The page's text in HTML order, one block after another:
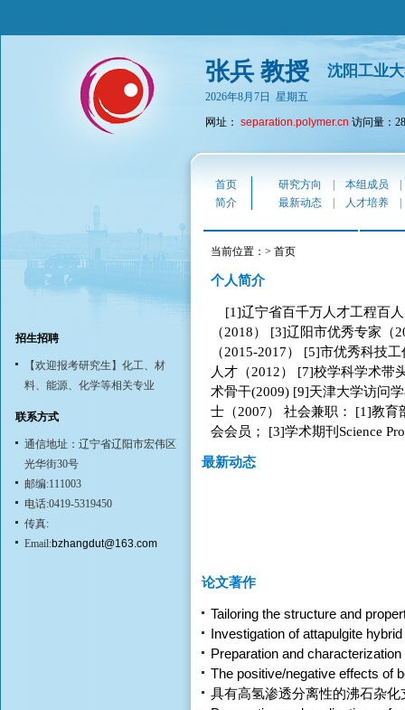
张兵 教授 沈阳工业
2026年8月7日 星期五
网址： separation.polymer.cn 访问量：
招生招聘
【欢迎报考研究生】化工、材
料、能源、化学等相关专业
联系方式
通信地址：辽宁省辽阳市宏伟区
光华街30号
邮编:111003
电话:0419-5319450
传真:
Email:bzhangdut@163.com
首页 研究方向 本组成员
简介
最新动态 人才培养
当前位置：> 首页
个人简介
[1]辽宁省百千万人才工程百
（2018） [3]辽阳市优秀专家
（2015-2017） [5]市优秀科技
人才（2012） [7]校学科学术带
术骨干(2009) [9]天津大学访问
士（2007） 社会兼职： [1]教
会会员； [3]学术期刊Science
最新动态
论文著作
Tailoring the structure and
Investigation of attapulgite
Preparation and
The positive/negative effects of
具有高氢渗透分离性的沸石杂化